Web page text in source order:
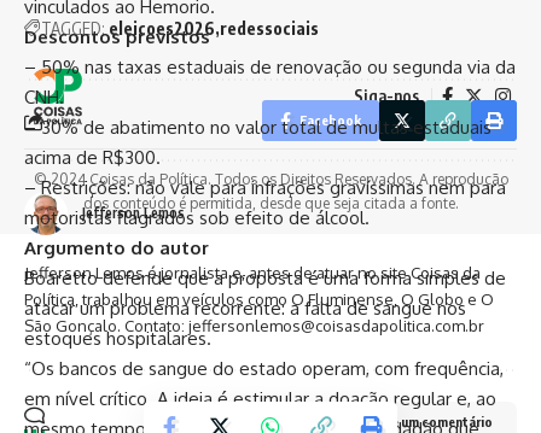
TAGGED: eleicoes2026 redessociais
Facebook
Jefferson Lemos
Jefferson Lemos é jornalista e, antes de atuar no site Coisas da
Política, trabalhou em veículos como O Fluminense, O Globo e O
São Gonçalo. Contato: jeffersonlemos@coisasdapolitica.com.br
Deixe um comentário
vinculados ao Hemorio.
Descontos previstos
– 50% nas taxas estaduais de renovação ou segunda via da
CNH.
– 30% de abatimento no valor total de multas estaduais
acima de R$300.
– Restrições: não vale para infrações gravíssimas nem para
motoristas flagrados sob efeito de álcool.
Argumento do autor
Boaretto defende que a proposta é uma forma simples de
atacar um problema recorrente: a falta de sangue nos
estoques hospitalares.
“Os bancos de sangue do estado operam, com frequência,
em nível crítico. A ideia é estimular a doação regular e, ao
Siga-nos
© 2024 Coisas da Política. Todos os Direitos Reservados. A reprodução
dos conteúdo é permitida, desde que seja citada a fonte.